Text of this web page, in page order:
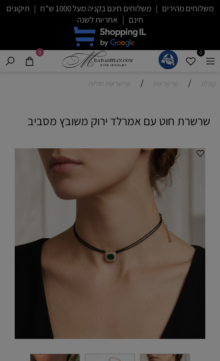
משלוחים מהירים | משלוחים חינם בקניה מעל 1000 ש"ח | תיקונים
חינם | אחריות לשנה
0
0
קטלוג / שרשראות / שרשראות חוליות
שרשרת חוט עם אמרלד ירוק משובץ מסביב